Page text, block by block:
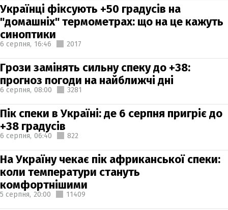
Українці фіксують +50 градусів на
"домашніх" термометрах: що на це кажуть
синоптики
6 серпня, 16:46 2017
Грози замінять сильну спеку до +38:
прогноз погоди на найближчі дні
6 серпня, 08:00 3281
Пік спеки в Україні: де 6 серпня пригріє до
+38 градусів
6 серпня, 06:40 822
На Україну чекає пік африканської спеки:
коли температури стануть
комфортнішими
5 серпня, 20:00 11409